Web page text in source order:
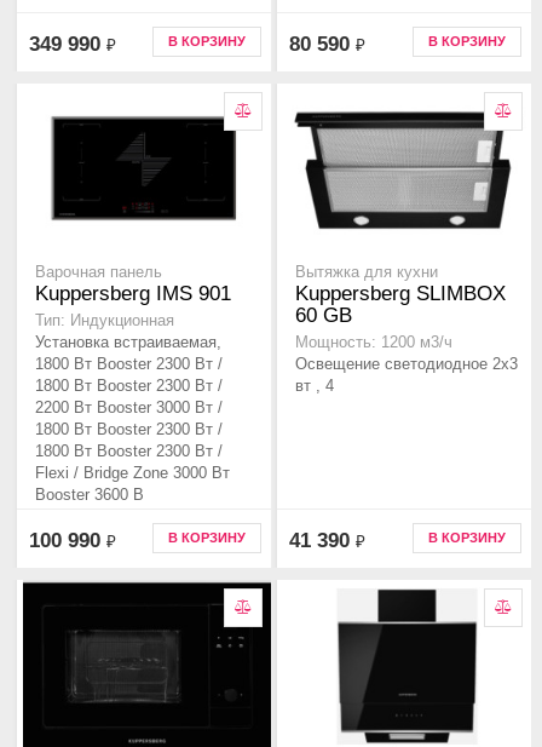
349 990 ₽ В КОРЗИНУ 80 590 ₽ В КОРЗИНУ
Варочная панель
Kuppersberg IMS 901
Тип: Индукционная
Установка встраиваемая,
1800 Вт Booster 2300 Вт /
1800 Вт Booster 2300 Вт /
2200 Вт Booster 3000 Вт /
1800 Вт Booster 2300 Вт /
1800 Вт Booster 2300 Вт /
Flexi / Bridge Zone 3000 Вт
Booster 3600 В
100 990 ₽ В КОРЗИНУ
Вытяжка для кухни
Kuppersberg SLIMBOX
60 GB
Мощность: 1200 м3/ч
Освещение светодиодное 2х3
вт , 4
41 390 ₽ В КОРЗИНУ